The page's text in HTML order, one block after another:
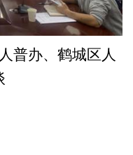
普办、鹤城区人